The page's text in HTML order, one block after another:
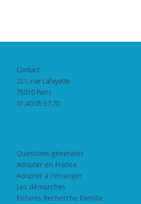
Contact
221, rue Lafayette
75010 Paris
01.40.05.57.70
Questions générales
Adopter en France
Adopter à l'étranger
Les démarches
Enfants Recherche Famille